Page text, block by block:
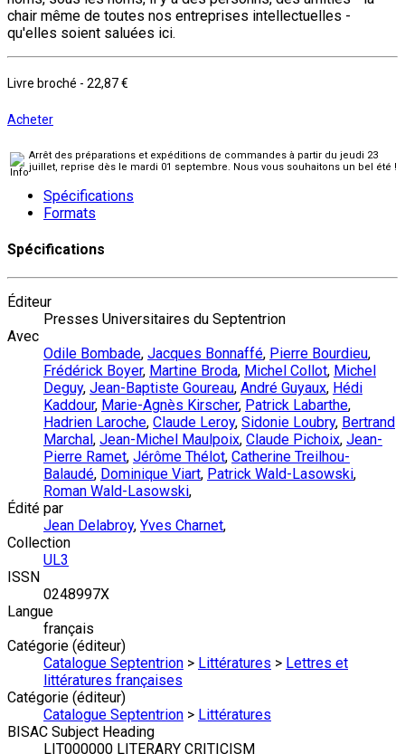
chair même de toutes nos entreprises intellectuelles -
qu'elles soient saluées ici.
Livre broché - 22,87 €
Acheter
Arrêt des préparations et expéditions de commandes à partir du jeudi 23
juillet, reprise dès le mardi 01 septembre. Nous vous souhaitons un bel été !
Spécifications
Formats
Spécifications
Éditeur
Presses Universitaires du Septentrion
Avec
Odile Bombade, Jacques Bonnaffé, Pierre Bourdieu,
Frédérick Boyer, Martine Broda, Michel Collot, Michel
Deguy, Jean-Baptiste Goureau, André Guyaux, Hédi
Kaddour, Marie-Agnès Kirscher, Patrick Labarthe,
Hadrien Laroche, Claude Leroy, Sidonie Loubry, Bertrand
Marchal , Jean-Michel Maulpoix, Claude Pichoix, Jean-
Pierre Ramet, Jérôme Thélot, Catherine Treilhou-
Balaudé, Dominique Viart, Patrick Wald-Lasowski,
Roman Wald-Lasowski,
Édité par
Jean Delabroy, Yves Charnet,
Collection
UL3
ISSN
0248997X
Langue
français
Catégorie (éditeur)
Catalogue Septentrion > Littératures > Lettres et
littératures françaises
Catégorie (éditeur)
Catalogue Septentrion > Littératures
BISAC Subject Heading
LIT000000 LITERARY CRITICISM